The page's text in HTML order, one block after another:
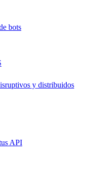
bots
y distribuidos
API